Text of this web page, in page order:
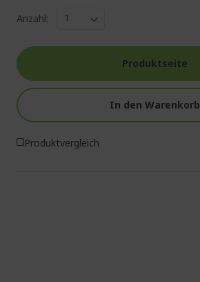
Anzahl:
Produktseite
In den Warenkorb
Produktvergleich